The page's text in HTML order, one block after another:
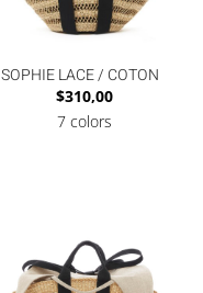
SOPHIE LACE / COTON
$310,00
7 colors